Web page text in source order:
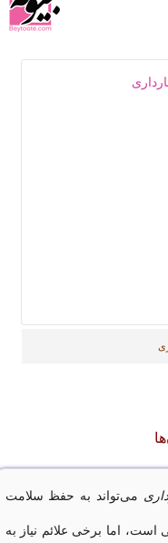
می‌تواند به حفظ سلامت
اما برخی علائم نیاز به